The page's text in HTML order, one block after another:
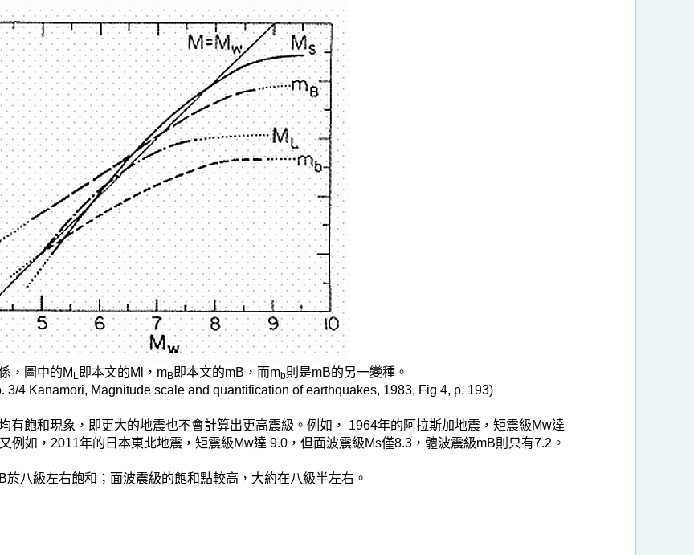
，圖中的M L 即本文的Ml，mB 即本文的mB，而mb則是mB的另一變種。
3/4 Kanamori, Magnitude scale and quantification of earthquakes, 1983, Fig 4, p. 193)
有飽和現象，即更大的地震也不會計算出更高震級。例如， 1964年的阿拉斯加地震，矩震級Mw達
例如，2011年的日本東北地震，矩震級Mw達 9.0，但面波震級Ms僅8.3，體波震級mB則只有7.2。
八級左右飽和；面波震級的飽和點較高，大約在八級半左右。